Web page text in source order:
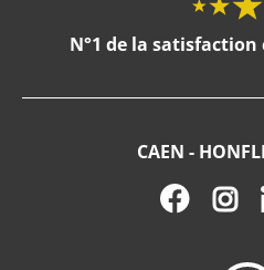
N°1 de la
CAEN -